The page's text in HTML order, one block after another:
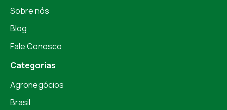
Sobre nós
Blog
Fale Conosco
Categorias
Agronegócios
Brasil